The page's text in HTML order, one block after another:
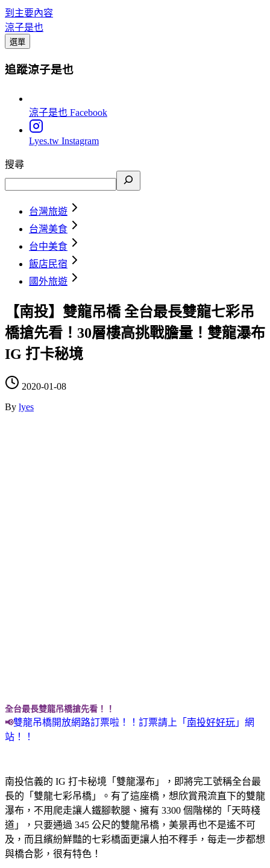
到主要內容
涼子是也
選單
追蹤涼子是也
涼子是也 Facebook
Lyes.tw Instagram
搜尋
台灣旅遊
台灣美食
台中美食
飯店民宿
國外旅遊
【南投】雙龍吊橋 全台最長雙龍七彩吊
橋搶先看！30層樓高挑戰膽量！雙龍瀑布
IG 打卡秘境
2020-01-08
By lyes
全台最長雙龍吊橋搶先看！！
📢雙龍吊橋開放網路訂票啦！！訂票請上「 南投好好玩 」網
站！！
南投信義的 IG 打卡秘境「雙龍瀑布」，即將完工號稱全台最
長的「雙龍七彩吊橋」。有了這座橋，想欣賞飛流直下的雙龍
瀑布，不用爬走讓人鐵腳軟腿、擁有 3300 個階梯的「天時棧
道」，只要通過 345 公尺的雙龍吊橋，美景再也不是遙不可
及，而且繽紛鮮豔的七彩橋面更讓人拍不釋手，每走一步都想
與橋合影，很有特色！